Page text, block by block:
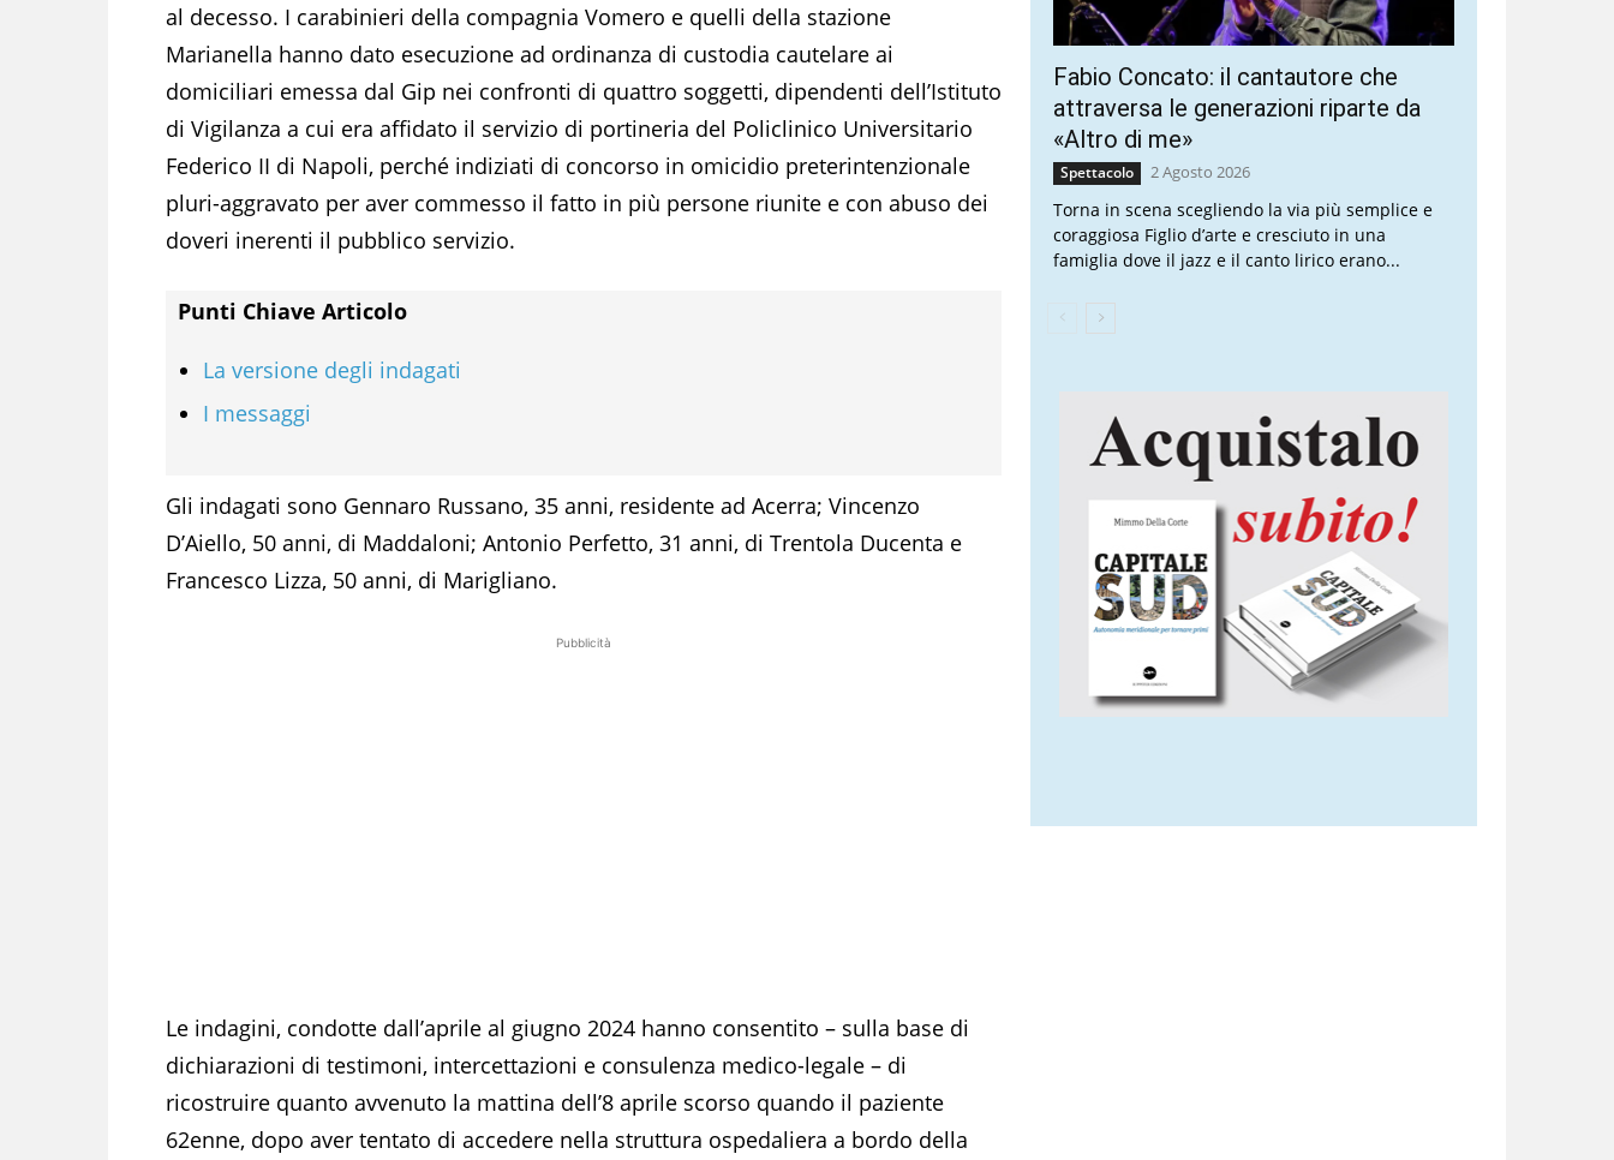
al decesso. I carabinieri della compagnia Vomero e quelli della stazione
Marianella hanno dato esecuzione ad ordinanza di custodia cautelare ai
domiciliari emessa dal Gip nei confronti di quattro soggetti, dipendenti dell’Istituto
di Vigilanza a cui era affidato il servizio di portineria del Policlinico Universitario
Federico II di Napoli, perché indiziati di concorso in omicidio preterintenzionale
pluri-aggravato per aver commesso il fatto in più persone riunite e con abuso dei
doveri inerenti il pubblico servizio.
Punti Chiave Articolo
La versione degli indagati
I messaggi
Gli indagati sono Gennaro Russano, 35 anni, residente ad Acerra; Vincenzo
D’Aiello, 50 anni, di Maddaloni; Antonio Perfetto, 31 anni, di Trentola Ducenta e
Francesco Lizza, 50 anni, di Marigliano.
Pubblicità
Le indagini, condotte dall’aprile al giugno 2024 hanno consentito – sulla base di
dichiarazioni di testimoni, intercettazioni e consulenza medico-legale – di
ricostruire quanto avvenuto la mattina dell’8 aprile scorso quando il paziente
62enne, dopo aver tentato di accedere nella struttura ospedaliera a bordo della
Fabio Concato: il cantautore che
attraversa le generazioni riparte da
«Altro di me»
Spettacolo 2 Agosto 2026
Torna in scena scegliendo la via più semplice e
coraggiosa Figlio d’arte e cresciuto in una
famiglia dove il jazz e il canto lirico erano...